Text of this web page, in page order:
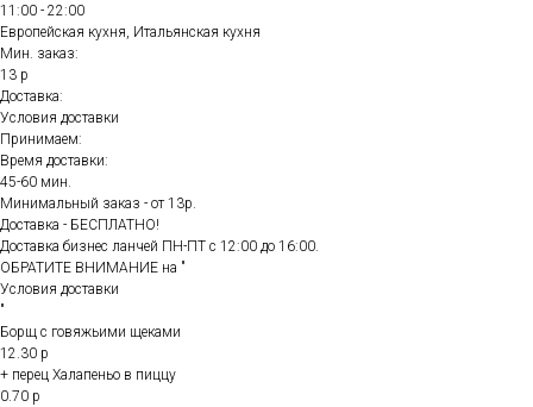
11:00 - 22:00
Европейская кухня, Итальянская кухня
Мин. заказ:
13 р
Доставка:
Условия доставки
Принимаем:
Время доставки:
45-60 мин.
Минимальный заказ - от 13р.
Доставка - БЕСПЛАТНО!
Доставка бизнес ланчей ПН-ПТ с 12:00 до 16:00.
ОБРАТИТЕ ВНИМАНИЕ на "
Условия доставки
"
Борщ с говяжьими щеками
12.30 р
+ перец Халапеньо в пиццу
0.70 р